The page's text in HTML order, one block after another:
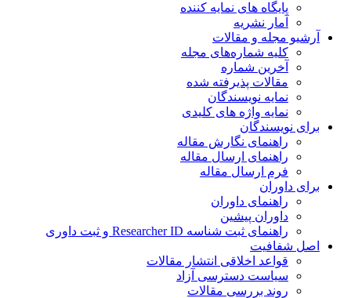
پایگاه های نمایه کننده
آمار نشریه
مجله و مقالات
کلیه شماره‌های مجله
آخرین شماره
مقالات پذیرفته شده
نمایه نویسندگان
نمایه واژه های کلیدی
نویسندگان
راهنمای نگارش مقاله
راهنمای ارسال مقاله
فرم ارسال مقاله
داوران
راهنمای داوران
داوران پیشین
راهنمای ثبت شناسه Researcher ID و ثبت داوری
شفافیت
قواعد اخلاقی انتشار مقالات
سیاست دسترسی آزاد
روند بررسی مقالات